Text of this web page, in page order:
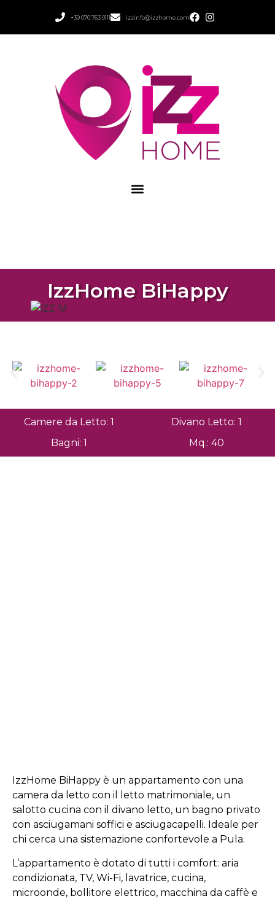
+39 070 763 0111 izzinfo@izzhome.com
IzzHome BiHappy
Camere da Letto: 1
Divano Letto: 1
Bagni: 1
Mq.: 40
IzzHome BiHappy è un appartamento con una
camera da letto con il letto matrimoniale, un
salotto cucina con il divano letto, un bagno privato
con asciugamani soffici e asciugacapelli. Ideale per
chi cerca una sistemazione confortevole a Pula.
L’appartamento è dotato di tutti i comfort: aria
condizionata, TV, Wi-Fi, lavatrice, cucina,
microonde, bollitore elettrico, macchina da caffè e